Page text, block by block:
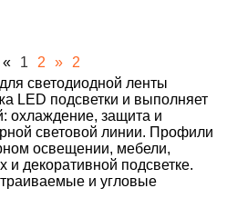
« 1 2 »
2
светодиодной ленты
LED подсветки и выполняет
охлаждение, защита и
световой линии. Профили
освещении, мебели,
и декоративной подсветке.
и угловые